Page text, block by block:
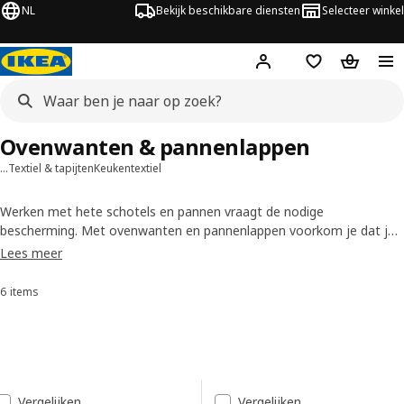
NL Bekijk beschikbare diensten Selecteer winkel
Hej! Log inVerlanglijstje
…Textiel & tapijtenKeukentextiel
Ovenwanten & pannenlappen
Werken met hete schotels en pannen vraagt de nodige
bescherming. Met ovenwanten en pannenlappen voorkom je dat je
je handen verbrandt en het avondeten straks op de grond ligt. Onze
siliconen kan in de vaatwasser!
Lees meer
Sorteren en filteren
6 items
Resultatenlijst